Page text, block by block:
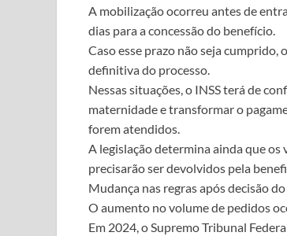
A mobilização ocorreu antes de
dias para a concessão do benefício.
Caso esse prazo não seja
definitiva do processo.
Nessas situações, o INSS terá de
maternidade e transformar o
forem atendidos.
A legislação determina ainda que
precisarão ser devolvidos pela
Mudança nas regras após decisão do
O aumento no volume de pedidos
Em 2024, o Supremo Tribunal